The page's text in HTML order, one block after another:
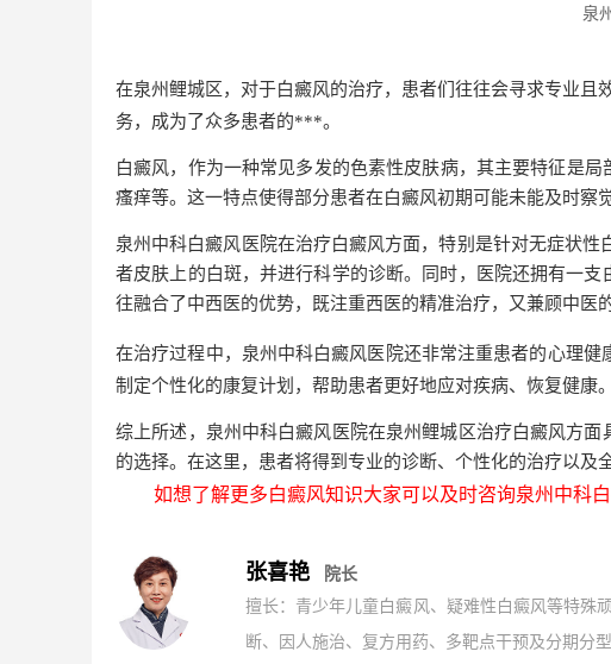
泉
在泉州鲤城区，对于白癜风的治疗，患者们往往会寻求专业且
务，成为了众多患者的***。
白癜风，作为一种常见多发的色素性皮肤病，其主要特征是
瘙痒等。这一特点使得部分患者在白癜风初期可能未能及时察
泉州中科白癜风医院在治疗白癜风方面，特别是针对无症状
者皮肤上的白斑，并进行科学的诊断。同时，医院还拥有一
往融合了中西医的优势，既注重西医的精准治疗，又兼顾中医
在治疗过程中，泉州中科白癜风医院还非常注重患者的心理健
制定个性化的康复计划，帮助患者更好地应对疾病、恢复健康。
综上所述，泉州中科白癜风医院在泉州鲤城区治疗白癜风方
的选择。在这里，患者将得到专业的诊断、个性化的治疗以及
如想了解更多白癜风知识大家可以及时咨询泉州中科白
张喜艳
院长
擅长：青少年儿童白癜风、疑难性白癜风等特殊
断、因人施治、复方用药、多靶点干预及分期分